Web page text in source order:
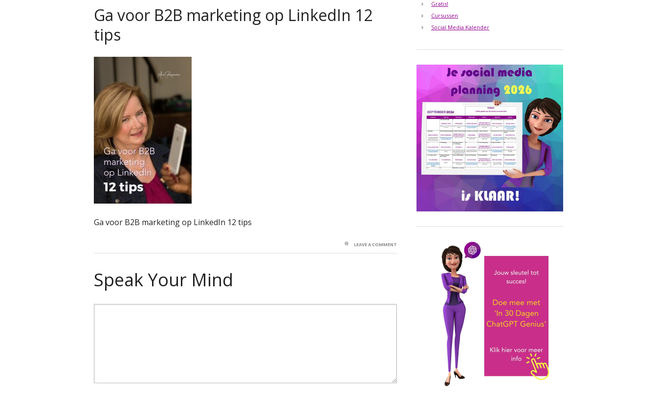
Ga voor B2B marketing op LinkedIn 12
tips
Ga voor B2B marketing op LinkedIn 12 tips
LEAVE A COMMENT
Speak Your Mind
Gratis!
Cursussen
Social Media Kalender